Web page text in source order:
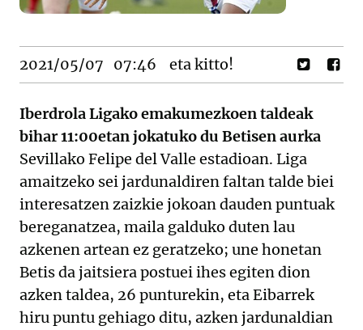
2021/05/07 07:46 eta kitto!
Iberdrola Ligako emakumezkoen taldeak
bihar 11:00etan jokatuko du Betisen aurka
Sevillako Felipe del Valle estadioan. Liga
amaitzeko sei jardunaldiren faltan talde biei
interesatzen zaizkie jokoan dauden puntuak
bereganatzea, maila galduko duten lau
azkenen artean ez geratzeko; une honetan
Betis da jaitsiera postuei ihes egiten dion
azken taldea, 26 punturekin, eta Eibarrek
hiru puntu gehiago ditu, azken jardunaldian